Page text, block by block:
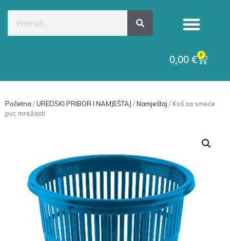
0,00€ 0
Početna /UREDSKI PRIBOR I NAMJEŠTAJ /Namještaj / Koš za smeće
pvc mrežasti